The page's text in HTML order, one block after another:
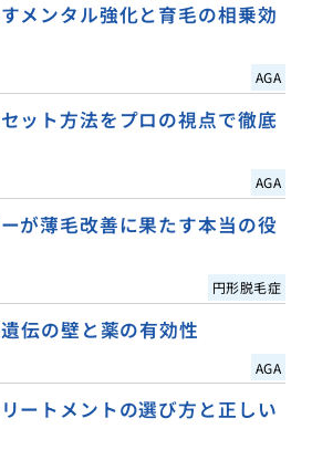
メンタル強化と育毛の相乗効
AGA
ット方法をプロの視点で徹底
AGA
が薄毛改善に果たす本当の役
円形脱毛症
伝の壁と薬の有効性
AGA
ートメントの選び方と正しい